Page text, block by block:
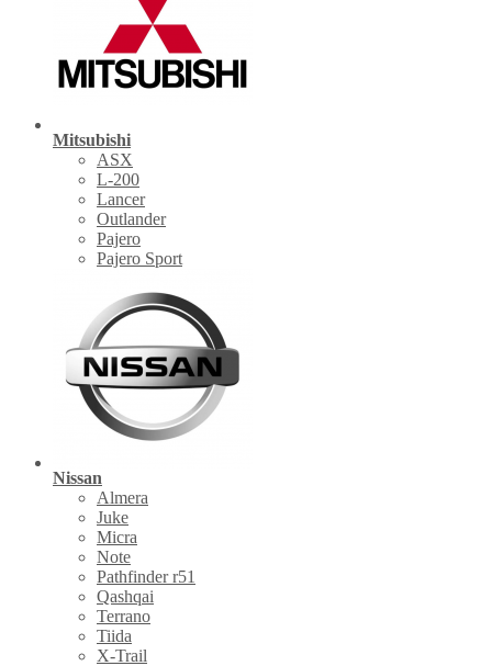
Mitsubishi
ASX
L-200
Lancer
Outlander
Pajero
Pajero Sport
Nissan
Almera
Juke
Micra
Note
Pathfinder r51
Qashqai
Terrano
Tiida
X-Trail